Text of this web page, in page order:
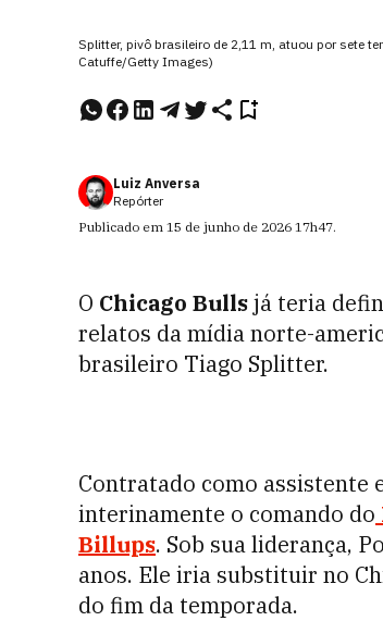
Splitter, pivô brasileiro de 2,11 m, atuou por sete
Catuffe/Getty Images)
Luiz Anversa
Repórter
Publicado em 15 de junho de 2026 17h47.
O Chicago Bullsjá teria
relatos da mídia norte-
brasileiro Tiago Splitter.
Contratado como assistente
interinamente o comando do
Billups. Sob sua liderança,
anos. Ele iria substituir no
do fim da temporada.